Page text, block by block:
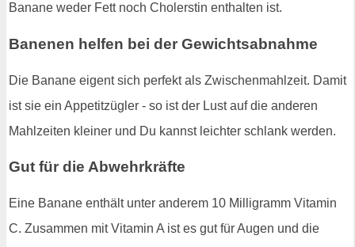
Banane weder Fett noch Cholerstin enthalten ist.
Banenen helfen bei der Gewichtsabnahme
Die Banane eigent sich perfekt als Zwischenmahlzeit. Damit
ist sie ein Appetitzügler - so ist der Lust auf die anderen
Mahlzeiten kleiner und Du kannst leichter schlank werden.
Gut für die Abwehrkräfte
Eine Banane enthält unter anderem 10 Milligramm Vitamin
C. Zusammen mit Vitamin A ist es gut für Augen und die